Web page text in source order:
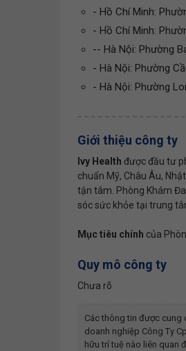
- Hồ Chí Minh:
- Hồ Chí Minh:
-- Hà Nội: Phường
- Hà Nội: Phường
- Hà Nội: Phường
Giới thiệu công ty
Ivy Health được đầu tư
chuẩn Mỹ, Châu Âu,
tận tâm. Phòng Khám
sóc sức khỏe tại trung
Mục tiêu chính của
Quy mô công ty
Chưa rõ
Các thông tin được cung
doanh nghiệp Công Ty
hữu trí tuệ nào liên quan